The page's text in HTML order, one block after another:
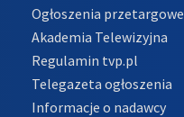
Ogłoszenia przetargowe
Akademia Telewizyjna
Regulamin tvp.pl
Telegazeta ogłoszenia
Informacje o nadawcy